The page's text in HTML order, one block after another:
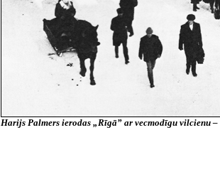
Harijs Palmers ierodas „Rīgā” ar vecmodīgu vilcienu